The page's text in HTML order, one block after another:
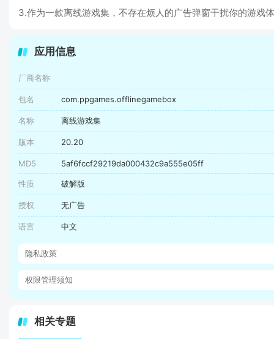
3.作为一款离线游戏集，不存在烦人的广告弹窗干扰你的游戏
应用信息
厂商名称
包名 com.ppgames.offlinegamebox
名称 离线游戏集
版本 20.20
MD5 5af6fccf29219da000432c9a555e05ff
性质 破解版
授权 无广告
语言 中文
隐私政策
权限管理须知
相关专题